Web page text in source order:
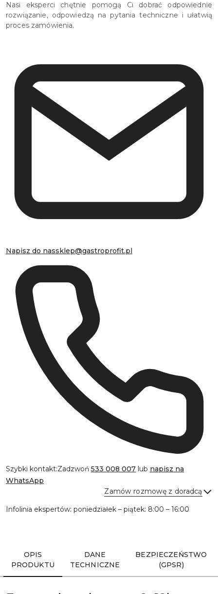
Nasi eksperci chętnie pomogą Ci dobrać odpowiednie
rozwiązanie, odpowiedzą na pytania techniczne i ułatwią
proces zamówienia.
Napisz do nassklep@gastroprofit.pl
Szybki kontakt:Zadzwoń 533 008 007 lub napisz na
WhatsApp
Zamów rozmowę z doradcą
Infolinia ekspertów: poniedziałek – piątek: 8:00 – 16:00
OPIS
PRODUKTU
DANE
TECHNICZNE
BEZPIECZEŃSTWO
(GPSR)